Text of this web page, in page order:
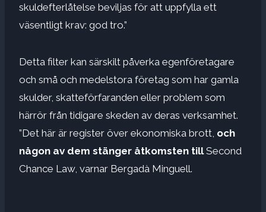
skuldefterlåtelse beviljas för att uppfylla ett
väsentligt krav: god tro.”
Detta filter kan särskilt påverka egenföretagare
och små och medelstora företag som har gamla
skulder, skatteförfaranden eller problem som
härrör från tidigare skeden av deras verksamhet.
”Det här är register över ekonomiska brott, och
någon av dem stänger åtkomsten tillSecond
Chance Law, varnar Bergadà Minguell.